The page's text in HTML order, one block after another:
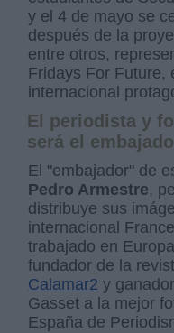
y el 4 de mayo se
después de la
entre otros,
Fridays For Future,
internacional
El periodista y
será el
El "embajador" de
Pedro Armestre,
distribuye sus
internacional
trabajado en
fundador de la
Calamar2 y
Gasset a la mejor
España de